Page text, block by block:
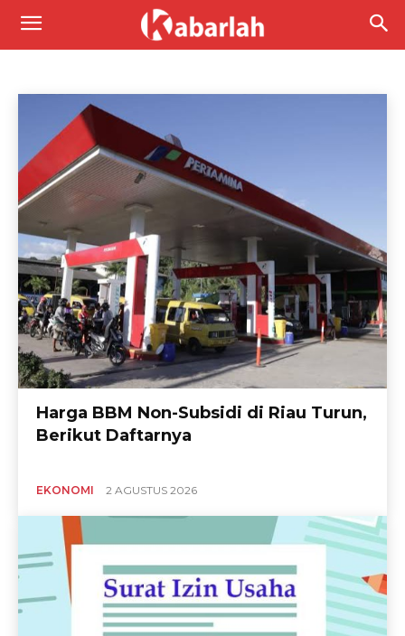
EKONOMI
Harga BBM Non-Subsidi di Riau Turun,
Berikut Daftarnya
EKONOMI 2 AGUSTUS 2026